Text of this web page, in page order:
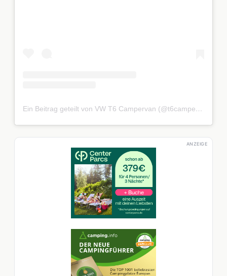
Ein Beitrag geteilt von VW T6 Campervan (@t6campervan)
ANZEIGE